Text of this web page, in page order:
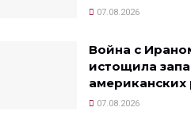
07.08.2026
Война с
истощила
американских
07.08.2026